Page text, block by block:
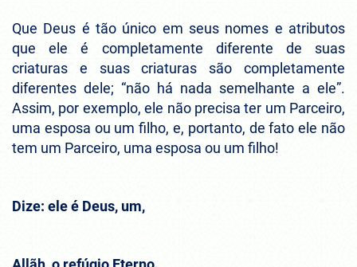
Que Deus é tão único em seus nomes e atributos
que ele é completamente diferente de suas
criaturas e suas criaturas são completamente
diferentes dele; “não há nada semelhante a ele”.
Assim, por exemplo, ele não precisa ter um Parceiro,
uma esposa ou um filho, e, portanto, de fato ele não
tem um Parceiro, uma esposa ou um filho!
Dize: ele é Deus, um,